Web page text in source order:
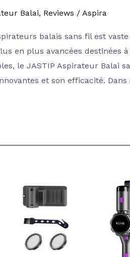
Balai, Reviews / Aspira
balais sans fil est
en plus avancées destinées
le JASTIP Aspirateur Balai
et son efficacité.